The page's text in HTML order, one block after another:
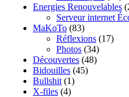
Energies Renouvelables
Serveur internet
MaKoTo (83)
Réflexions (17)
Photos (34)
Découvertes (48)
Bidouilles (45)
Bullshit (1)
X-files (4)